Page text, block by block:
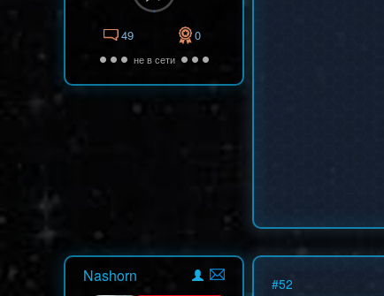
49 0
не в сети
Nashorn #52